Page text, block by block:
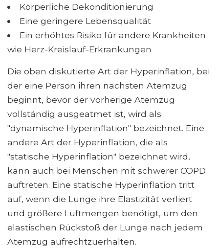
Körperliche Dekonditionierung
Eine geringere Lebensqualität
Ein erhöhtes Risiko für andere Krankheiten
wie Herz-Kreislauf-Erkrankungen
Die oben diskutierte Art der Hyperinflation, bei
der eine Person ihren nächsten Atemzug
beginnt, bevor der vorherige Atemzug
vollständig ausgeatmet ist, wird als
"dynamische Hyperinflation" bezeichnet. Eine
andere Art der Hyperinflation, die als
"statische Hyperinflation" bezeichnet wird,
kann auch bei Menschen mit schwerer COPD
auftreten. Eine statische Hyperinflation tritt
auf, wenn die Lunge ihre Elastizität verliert
und größere Luftmengen benötigt, um den
elastischen Rückstoß der Lunge nach jedem
Atemzug aufrechtzuerhalten.